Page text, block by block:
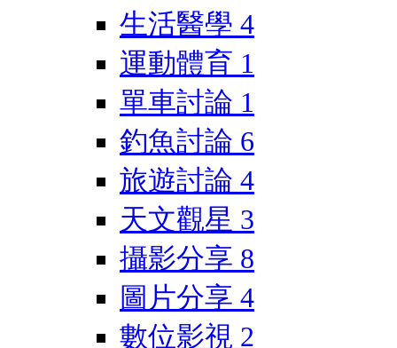
生活醫學 4
運動體育 1
單車討論 1
釣魚討論 6
旅遊討論 4
天文觀星 3
攝影分享 8
圖片分享 4
數位影視 2